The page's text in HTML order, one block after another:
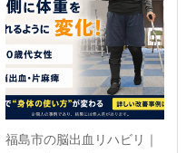
福島市の脳出血リハビリ｜